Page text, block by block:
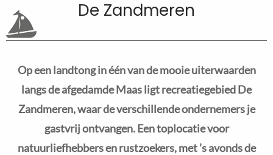
De Zandmeren
Op een landtong in één van de mooie uiterwaarden
langs de afgedamde Maas ligt recreatiegebied De
Zandmeren, waar de verschillende ondernemers je
gastvrij ontvangen. Een toplocatie voor
natuurliefhebbers en rustzoekers, met ’s avonds de